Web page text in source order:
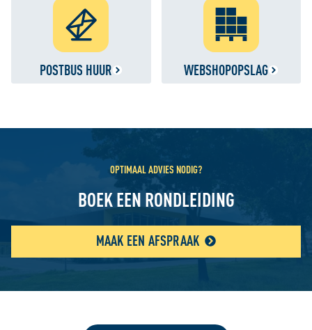
POSTBUS HUUR WEBSHOPOPSLAG
OPTIMAAL ADVIES NODIG?
BOEK EEN RONDLEIDING
MAAK EEN AFSPRAAK